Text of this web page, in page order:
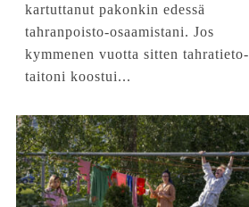
kartuttanut pakonkin edessä
tahranpoisto-osaamistani. Jos
kymmenen vuotta sitten tahratieto-
taitoni koostui...